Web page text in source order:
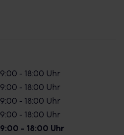
9:00 - 18:00 Uhr
9:00 - 18:00 Uhr
9:00 - 18:00 Uhr
9:00 - 18:00 Uhr
9:00 - 18:00 Uhr